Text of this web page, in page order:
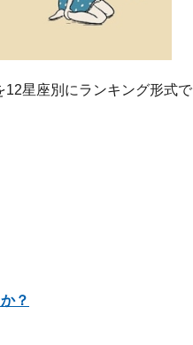
12星座別にランキング形式で
？